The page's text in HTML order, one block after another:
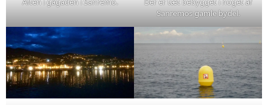
Sanremos gamle bydel.